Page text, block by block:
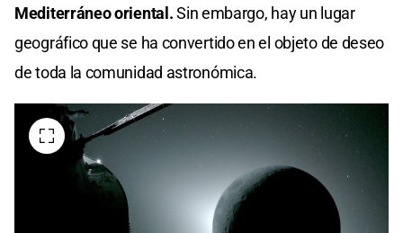
Mediterráneo oriental.Sin embargo, hay un lugar
geográfico que se ha convertido en el objeto de deseo
de toda la comunidad astronómica.